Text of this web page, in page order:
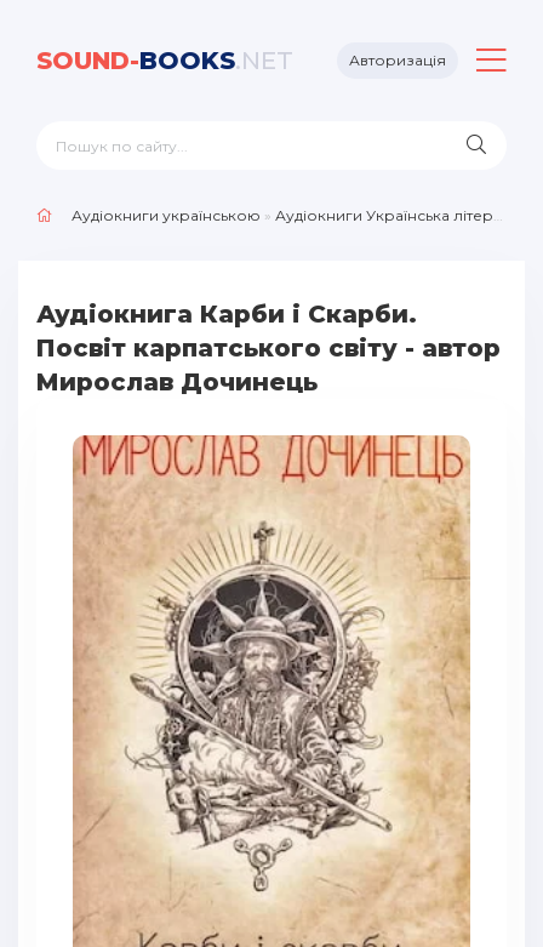
SOUND-BOOKS.NET Авторизація
Аудіокниги українською » Аудіокниги Українська література
Аудіокнига Карби і Скарби.
Посвіт карпатського світу - автор
Мирослав Дочинець